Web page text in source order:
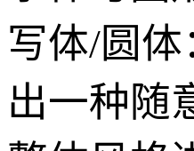
写体/圆
出一种随